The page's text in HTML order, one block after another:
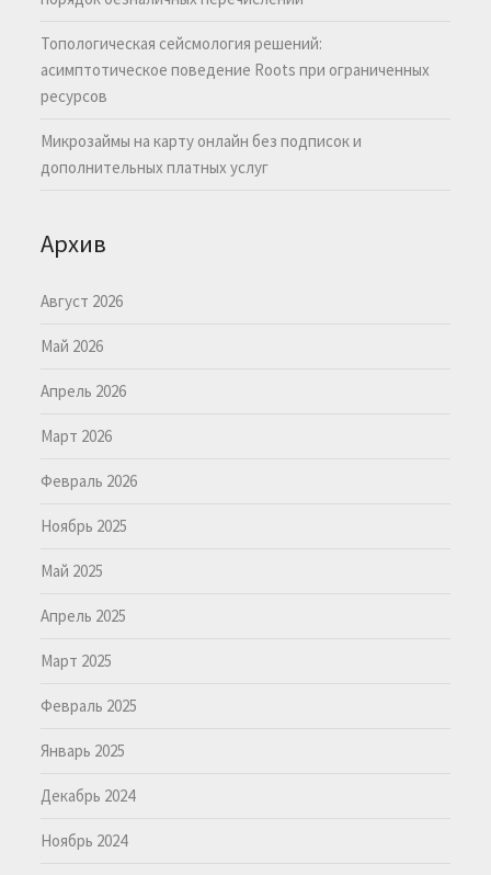
Топологическая сейсмология решений:
асимптотическое поведение Roots при ограниченных
ресурсов
Микрозаймы на карту онлайн без подписок и
дополнительных платных услуг
Архив
Август 2026
Май 2026
Апрель 2026
Март 2026
Февраль 2026
Ноябрь 2025
Май 2025
Апрель 2025
Март 2025
Февраль 2025
Январь 2025
Декабрь 2024
Ноябрь 2024